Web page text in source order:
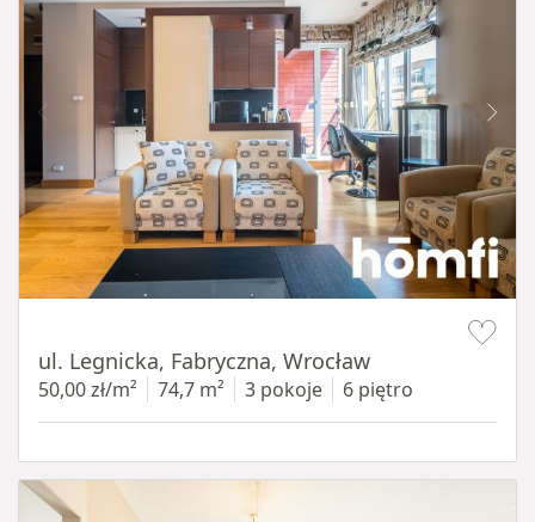
ul. Legnicka, Fabryczna, Wrocław
50,00 zł/m² 74,7 m² 3 pokoje 6 piętro